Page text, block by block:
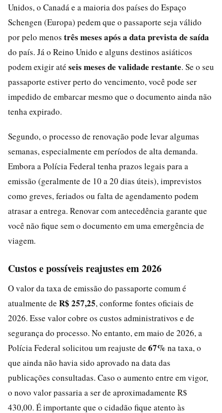
Unidos, o Canadá e a maioria dos países do Espaço
Schengen (Europa) pedem que o passaporte seja válido
por pelo menos três meses após a data prevista de saída
do país. Já o Reino Unido e alguns destinos asiáticos
podem exigir até seis meses de validade restante. Se o seu
passaporte estiver perto do vencimento, você pode ser
impedido de embarcar mesmo que o documento ainda não
tenha expirado.
Segundo, o processo de renovação pode levar algumas
semanas, especialmente em períodos de alta demanda.
Embora a Polícia Federal tenha prazos legais para a
emissão (geralmente de 10 a 20 dias úteis), imprevistos
como greves, feriados ou falta de agendamento podem
atrasar a entrega. Renovar com antecedência garante que
você não fique sem o documento em uma emergência de
viagem.
Custos e possíveis reajustes em 2026
O valor da taxa de emissão do passaporte comum é
atualmente de R$ 257,25, conforme fontes oficiais de
2026. Esse valor cobre os custos administrativos e de
segurança do processo. No entanto, em maio de 2026, a
Polícia Federal solicitou um reajuste de 67% na taxa, o
que ainda não havia sido aprovado na data das
publicações consultadas. Caso o aumento entre em vigor,
o novo valor passaria a ser de aproximadamente R$
430,00. É importante que o cidadão fique atento às